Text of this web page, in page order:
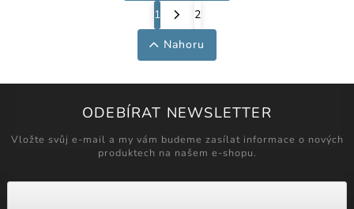
1
2
Nahoru
ODEBÍRAT NEWSLETTER
Vložte svůj e-mail a my vám budeme zasílat informace o nových
produktech na našem e-shopu.